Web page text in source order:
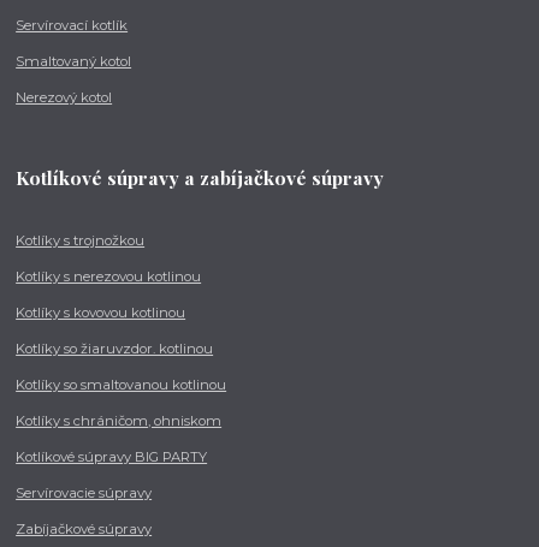
Servírovací kotlík
Smaltovaný kotol
Nerezový kotol
Kotlíkové súpravy a zabíjačkové súpravy
Kotlíky s trojnožkou
Kotlíky s nerezovou kotlinou
Kotlíky s kovovou kotlinou
Kotlíky so žiaruvzdor. kotlinou
Kotlíky so smaltovanou kotlinou
Kotlíky s chráničom, ohniskom
Kotlíkové súpravy BIG PARTY
Servírovacie súpravy
Zabíjačkové súpravy